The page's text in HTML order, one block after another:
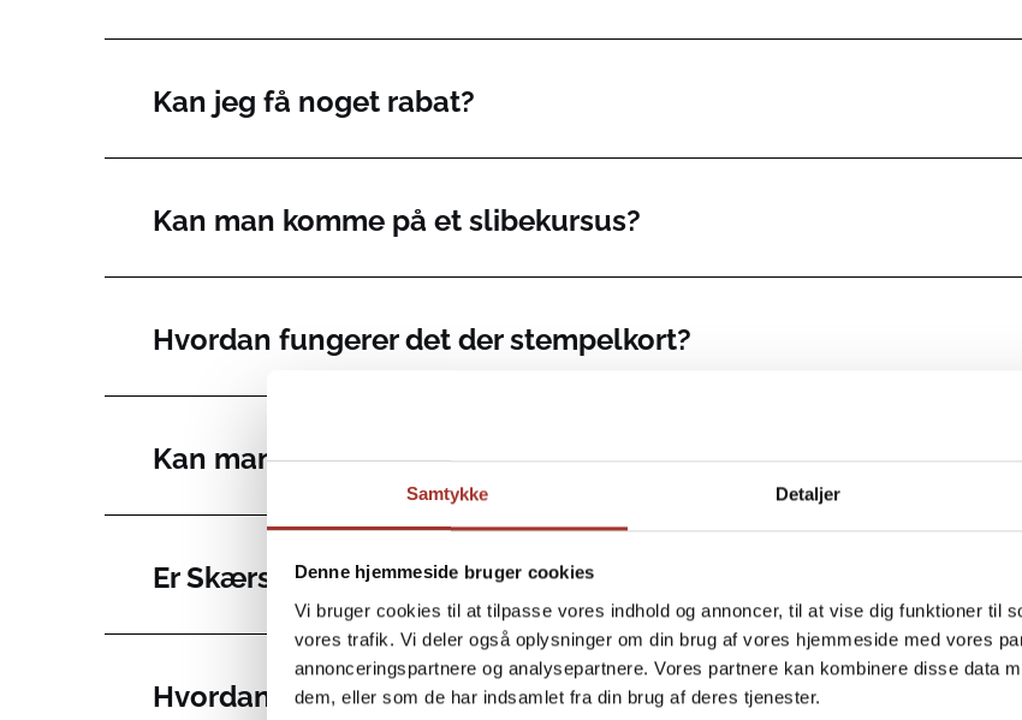
Samtykke Detaljer
Denne hjemmeside bruger cookies
Vi bruger cookies til at tilpasse vores indhold og annoncer, til at vise dig funktioner til
vores trafik. Vi deler også oplysninger om din brug af vores hjemmeside med vores
annonceringspartnere og analysepartnere. Vores partnere kan kombinere disse data
dem, eller som de har indsamlet fra din brug af deres tjenester.
Kan jeg få noget rabat?
Kan man komme på et slibekursus?
Hvordan fungerer det der stempelkort?
Kan man sende knive til jer?
Er Skærsliberen.dk et fysisk sliberi?
Hvordan kontakter jeg support?